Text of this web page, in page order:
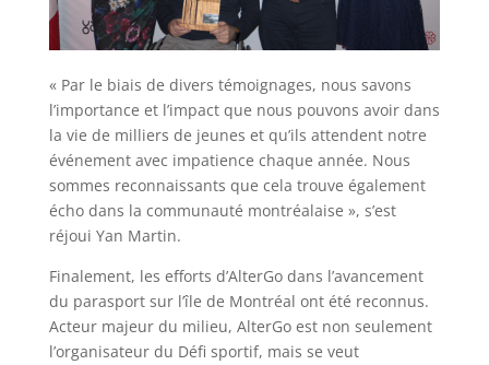
« Par le biais de divers témoignages, nous savons
l’importance et l’impact que nous pouvons avoir dans
la vie de milliers de jeunes et qu’ils attendent notre
événement avec impatience chaque année. Nous
sommes reconnaissants que cela trouve également
écho dans la communauté montréalaise », s’est
réjoui Yan Martin.
Finalement, les efforts d’AlterGo dans l’avancement
du parasport sur l’île de Montréal ont été reconnus.
Acteur majeur du milieu, AlterGo est non seulement
l’organisateur du Défi sportif, mais se veut